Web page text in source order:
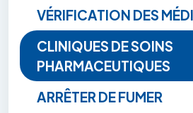
VÉRIFICATION DES
CLINIQUES DE SOINS
PHARMACEUTIQUES
ARRÊTER DE FUMER